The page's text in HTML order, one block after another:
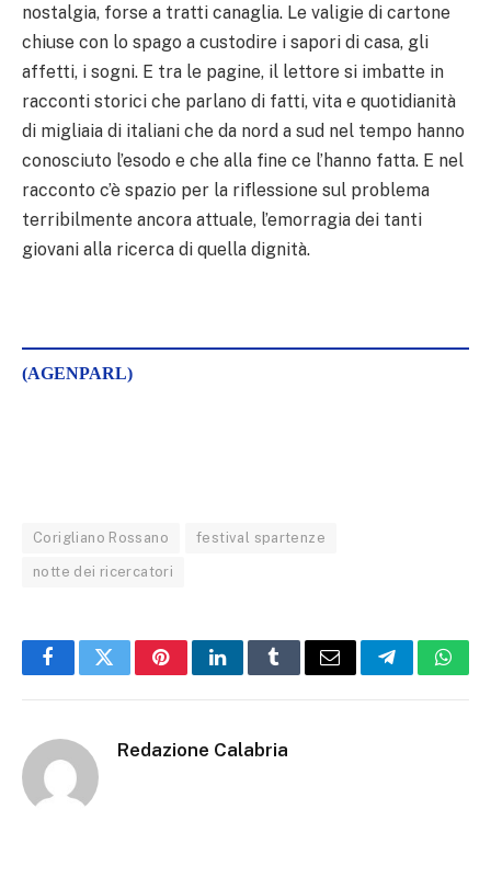
nostalgia, forse a tratti canaglia. Le valigie di cartone
chiuse con lo spago a custodire i sapori di casa, gli
affetti, i sogni. E tra le pagine, il lettore si imbatte in
racconti storici che parlano di fatti, vita e quotidianità
di migliaia di italiani che da nord a sud nel tempo hanno
conosciuto l’esodo e che alla fine ce l’hanno fatta. E nel
racconto c’è spazio per la riflessione sul problema
terribilmente ancora attuale, l’emorragia dei tanti
giovani alla ricerca di quella dignità.
(AGENPARL)
Corigliano Rossano festival spartenze
notte dei ricercatori
FacebookTwitterPinterestLinkedInTumblrEmail Telegram
Redazione Calabria